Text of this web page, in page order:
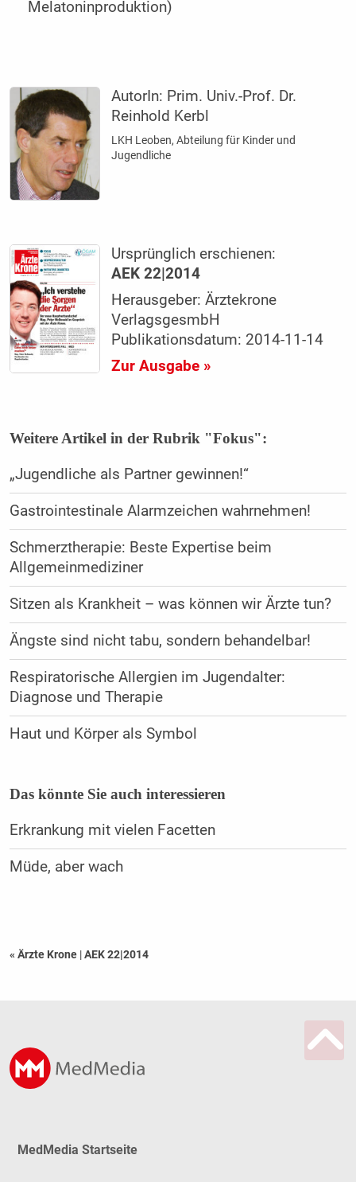
Melatoninproduktion)
AutorIn: Prim. Univ.-Prof. Dr.
Reinhold Kerbl
LKH Leoben, Abteilung für Kinder und
Jugendliche
Ursprünglich erschienen:
AEK 22|2014
Herausgeber: Ärztekrone
VerlagsgesmbH
Publikationsdatum: 2014-11-14
Zur Ausgabe »
Weitere Artikel in der Rubrik "Fokus":
„Jugendliche als Partner gewinnen!“
Gastrointestinale Alarmzeichen wahrnehmen!
Schmerztherapie: Beste Expertise beim
Allgemeinmediziner
Sitzen als Krankheit – was können wir Ärzte tun?
Ängste sind nicht tabu, sondern behandelbar!
Respiratorische Allergien im Jugendalter:
Diagnose und Therapie
Haut und Körper als Symbol
Das könnte Sie auch interessieren
Erkrankung mit vielen Facetten
Müde, aber wach
« Ärzte Krone |AEK 22|2014
MedMedia Startseite